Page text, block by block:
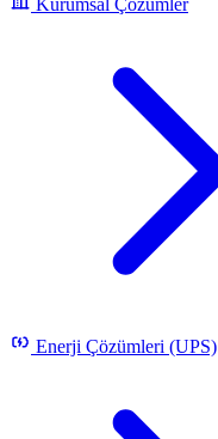
Kurumsal Çözümler
Enerji Çözümleri (UPS)